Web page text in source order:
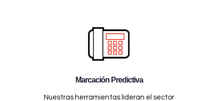
Marcación Predictiva
Nuestras herramientas lideran el sector